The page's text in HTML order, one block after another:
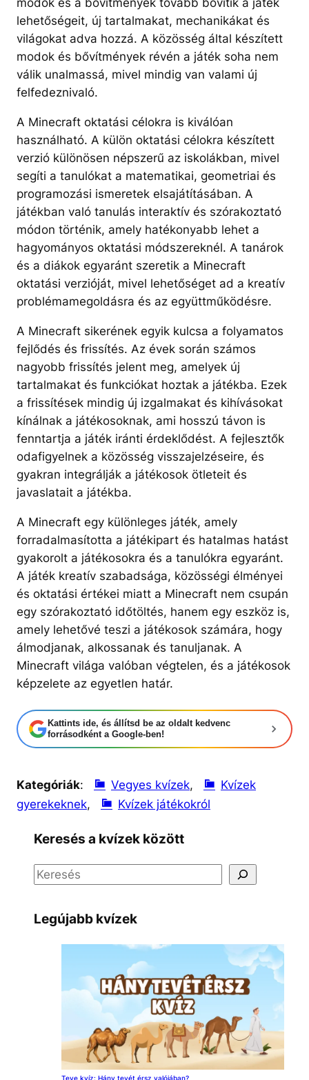
modok és a bővítmények tovább bővítik a játék
lehetőségeit, új tartalmakat, mechanikákat és
világokat adva hozzá. A közösség által készített
modok és bővítmények révén a játék soha nem
válik unalmassá, mivel mindig van valami új
felfedeznivaló.
A Minecraft oktatási célokra is kiválóan
használható. A külön oktatási célokra készített
verzió különösen népszerű az iskolákban, mivel
segíti a tanulókat a matematikai, geometriai és
programozási ismeretek elsajátításában. A
játékban való tanulás interaktív és szórakoztató
módon történik, amely hatékonyabb lehet a
hagyományos oktatási módszereknél. A tanárok
és a diákok egyaránt szeretik a Minecraft
oktatási verzióját, mivel lehetőséget ad a kreatív
problémamegoldásra és az együttműködésre.
A Minecraft sikerének egyik kulcsa a folyamatos
fejlődés és frissítés. Az évek során számos
nagyobb frissítés jelent meg, amelyek új
tartalmakat és funkciókat hoztak a játékba. Ezek
a frissítések mindig új izgalmakat és kihívásokat
kínálnak a játékosoknak, ami hosszú távon is
fenntartja a játék iránti érdeklődést. A fejlesztők
odafigyelnek a közösség visszajelzéseire, és
gyakran integrálják a játékosok ötleteit és
javaslatait a játékba.
A Minecraft egy különleges játék, amely
forradalmasította a játékipart és hatalmas hatást
gyakorolt a játékosokra és a tanulókra egyaránt.
A játék kreatív szabadsága, közösségi élményei
és oktatási értékei miatt a Minecraft nem csupán
egy szórakoztató időtöltés, hanem egy eszköz is,
amely lehetővé teszi a játékosok számára, hogy
álmodjanak, alkossanak és tanuljanak. A
Minecraft világa valóban végtelen, és a játékosok
képzelete az egyetlen határ.
Kattints ide, és állítsd be az oldalt kedvenc
forrásodként a Google-ben!
Kategóriák: Vegyes kvízek,
Kvízek
gyerekeknek, Kvízek játékokról
Keresés a kvízek között
S
r
Legújabb kvízek
Teve kvíz: Hány tevét érsz valójában?